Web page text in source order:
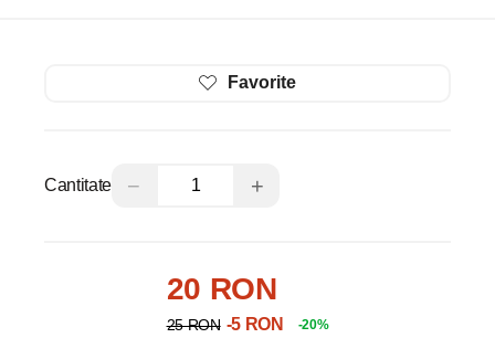
Favorite
Cantitate − +
20 RON
25 RON -5 RON -20%